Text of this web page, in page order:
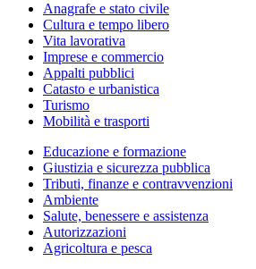
Anagrafe e stato civile
Cultura e tempo libero
Vita lavorativa
Imprese e commercio
Appalti pubblici
Catasto e urbanistica
Turismo
Mobilità e trasporti
Educazione e formazione
Giustizia e sicurezza pubblica
Tributi, finanze e contravvenzioni
Ambiente
Salute, benessere e assistenza
Autorizzazioni
Agricoltura e pesca